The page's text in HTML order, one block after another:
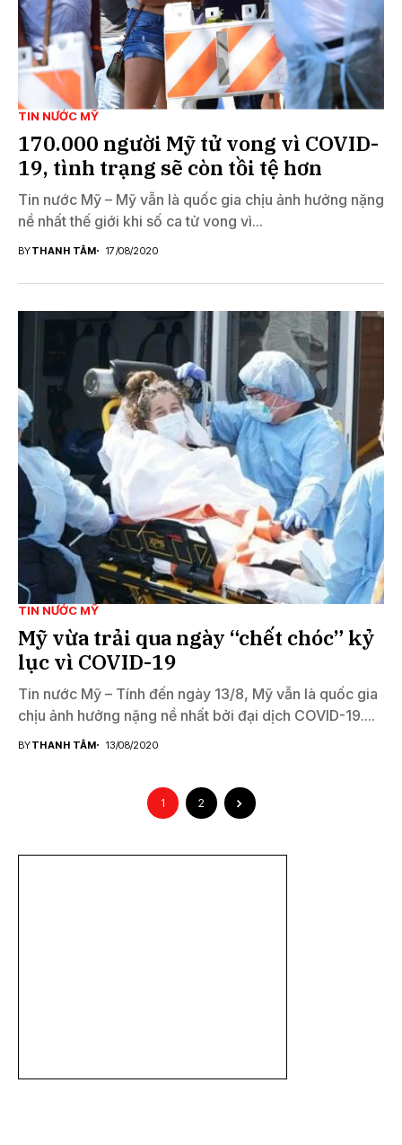
TIN NƯỚC MỸ
170.000 người Mỹ tử vong vì COVID-
19, tình trạng sẽ còn tồi tệ hơn
Tin nước Mỹ – Mỹ vẫn là quốc gia chịu ảnh hưởng nặng
nề nhất thế giới khi số ca tử vong vì...
BYTHANH TÂM 17/08/2020
TIN NƯỚC MỸ
Mỹ vừa trải qua ngày “chết chóc” kỷ
lục vì COVID-19
Tin nước Mỹ – Tính đến ngày 13/8, Mỹ vẫn là quốc gia
chịu ảnh hưởng nặng nề nhất bởi đại dịch COVID-19....
BYTHANH TÂM 13/08/2020
1 2